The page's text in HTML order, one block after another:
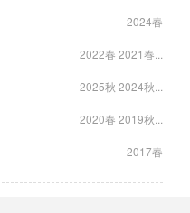
2024春
2022春 2021春...
2025秋 2024秋...
2020春 2019秋...
2017春